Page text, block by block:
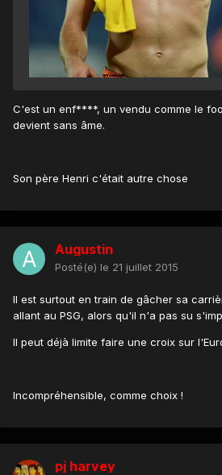
C'est un enf****, un vendu comme le
devient sans âme.
Son père Henri c'était autre chose
Augustin
Posté(e) le 21 juillet 2015
Il est surtout en train de gâcher sa
allant au PSG, alors qu'il n'a pas su
Il peut déjà limite faire une croix sur
Incompréhensible, comme choix !
pj harvey